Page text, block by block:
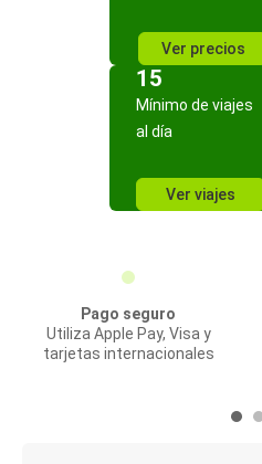
Ver precios
15
Mínimo de viajes
al día
Ver viajes
Pago seguro
Utiliza Apple Pay, Visa y
tarjetas internacionales